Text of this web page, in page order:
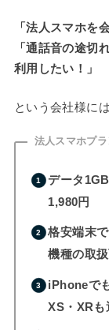
「法人スマホを
「通話音の途切
利用したい！」
という会社様に
法人スマホプ
データ
1,980円
格安端末
機種の取
iPhoneで
XS・XRも